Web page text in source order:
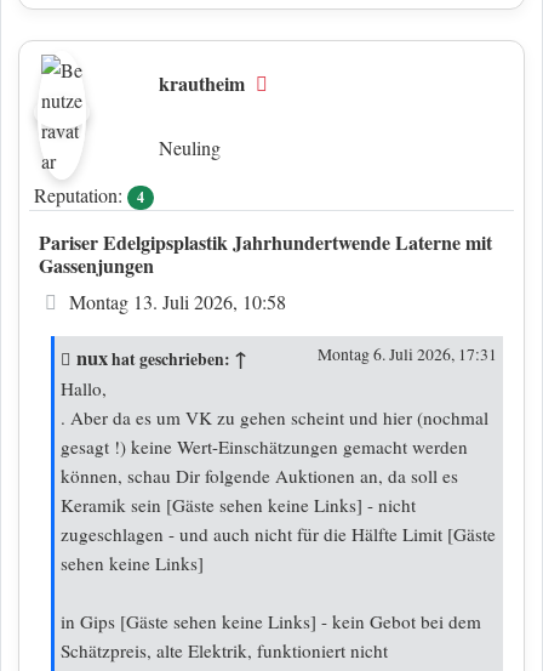
krautheim
Neuling
Reputation:
4
Pariser Edelgipsplastik Jahrhundertwende Laterne mit
Gassenjungen
Beitrag
Montag 13. Juli 2026, 10:58
nuxhat geschrieben: ↑ Montag 6. Juli 2026, 17:31
Hallo,
. Aber da es um VK zu gehen scheint und hier (nochmal
gesagt !) keine Wert-Einschätzungen gemacht werden
können, schau Dir folgende Auktionen an, da soll es
Keramik sein [Gäste sehen keine Links] - nicht
zugeschlagen - und auch nicht für die Hälfte Limit [Gäste
sehen keine Links]
in Gips [Gäste sehen keine Links] - kein Gebot bei dem
Schätzpreis, alte Elektrik, funktioniert nicht